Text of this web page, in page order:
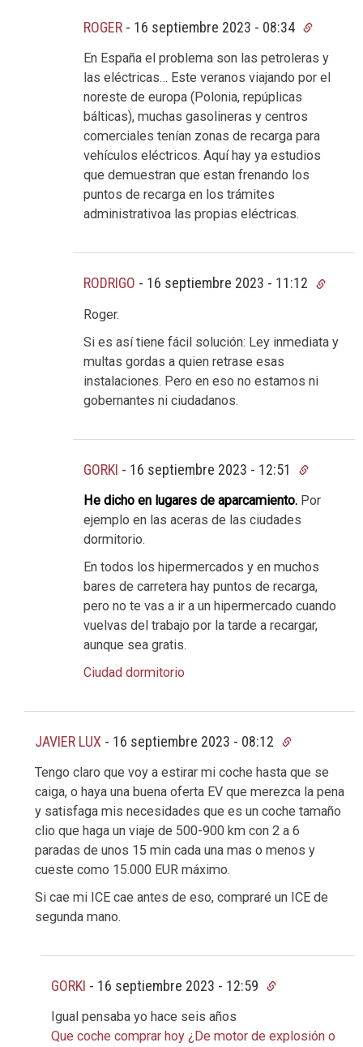
ROGER - 16 septiembre 2023 - 08:34
En España el problema son las petroleras y
las eléctricas… Este veranos viajando por el
noreste de europa (Polonia, repúplicas
bálticas), muchas gasolineras y centros
comerciales tenían zonas de recarga para
vehículos eléctricos. Aquí hay ya estudios
que demuestran que estan frenando los
puntos de recarga en los trámites
administrativoa las propias eléctricas.
RODRIGO - 16 septiembre 2023 - 11:12
Roger.
Si es así tiene fácil solución: Ley inmediata y
multas gordas a quien retrase esas
instalaciones. Pero en eso no estamos ni
gobernantes ni ciudadanos.
GORKI - 16 septiembre 2023 - 12:51
He dicho en lugares de aparcamiento. Por
ejemplo en las aceras de las ciudades
dormitorio.
En todos los hipermercados y en muchos
bares de carretera hay puntos de recarga,
pero no te vas a ir a un hipermercado cuando
vuelvas del trabajo por la tarde a recargar,
aunque sea gratis.
Ciudad dormitorio
JAVIER LUX - 16 septiembre 2023 - 08:12
Tengo claro que voy a estirar mi coche hasta que se
caiga, o haya una buena oferta EV que merezca la pena
y satisfaga mis necesidades que es un coche tamaño
clio que haga un viaje de 500-900 km con 2 a 6
paradas de unos 15 min cada una mas o menos y
cueste como 15.000 EUR máximo.
Si cae mi ICE cae antes de eso, compraré un ICE de
segunda mano.
GORKI - 16 septiembre 2023 - 12:59
Igual pensaba yo hace seis años
Que coche comprar hoy ¿De motor de explosión o